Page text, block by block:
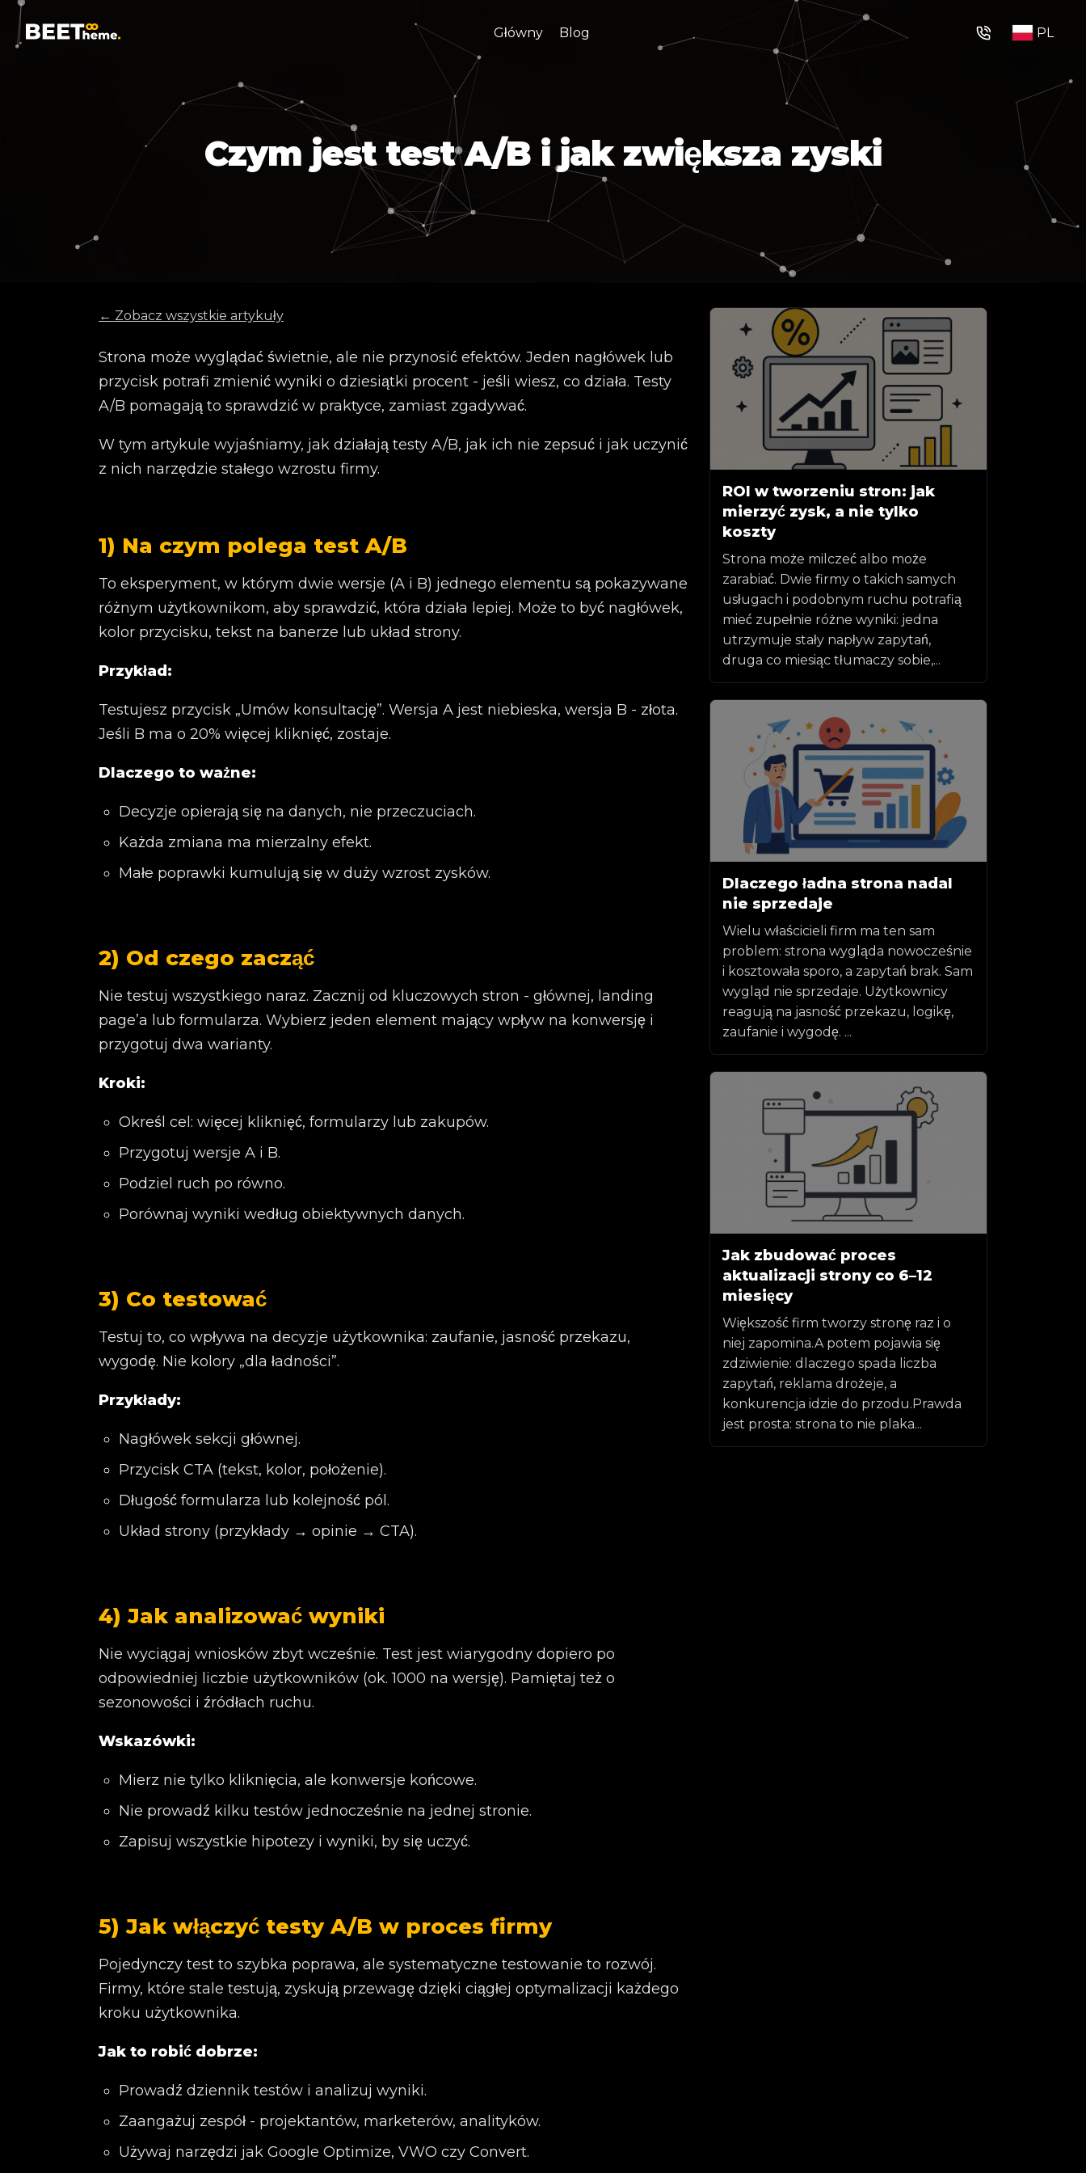
Główny Blog PL
Czym jest test A/B i jak zwiększa zyski
← Zobacz wszystkie artykuły
Strona może wyglądać świetnie, ale nie przynosić efektów. Jeden nagłówek lub
przycisk potrafi zmienić wyniki o dziesiątki procent - jeśli wiesz, co działa. Testy
A/B pomagają to sprawdzić w praktyce, zamiast zgadywać.
W tym artykule wyjaśniamy, jak działają testy A/B, jak ich nie zepsuć i jak uczynić
z nich narzędzie stałego wzrostu firmy.
1) Na czym polega test A/B
To eksperyment, w którym dwie wersje (A i B) jednego elementu są pokazywane
różnym użytkownikom, aby sprawdzić, która działa lepiej. Może to być nagłówek,
kolor przycisku, tekst na banerze lub układ strony.
Przykład:
Testujesz przycisk „Umów konsultację”. Wersja A jest niebieska, wersja B - złota.
Jeśli B ma o 20% więcej kliknięć, zostaje.
Dlaczego to ważne:
Decyzje opierają się na danych, nie przeczuciach.
Każda zmiana ma mierzalny efekt.
Małe poprawki kumulują się w duży wzrost zysków.
2) Od czego zacząć
Nie testuj wszystkiego naraz. Zacznij od kluczowych stron - głównej, landing
page’a lub formularza. Wybierz jeden element mający wpływ na konwersję i
przygotuj dwa warianty.
Kroki:
Określ cel: więcej kliknięć, formularzy lub zakupów.
Przygotuj wersje A i B.
Podziel ruch po równo.
Porównaj wyniki według obiektywnych danych.
3) Co testować
Testuj to, co wpływa na decyzje użytkownika: zaufanie, jasność przekazu,
wygodę. Nie kolory „dla ładności”.
Przykłady:
Nagłówek sekcji głównej.
Przycisk CTA (tekst, kolor, położenie).
Długość formularza lub kolejność pól.
Układ strony (przykłady → opinie → CTA).
4) Jak analizować wyniki
Nie wyciągaj wniosków zbyt wcześnie. Test jest wiarygodny dopiero po
odpowiedniej liczbie użytkowników (ok. 1000 na wersję). Pamiętaj też o
sezonowości i źródłach ruchu.
Wskazówki:
Mierz nie tylko kliknięcia, ale konwersje końcowe.
Nie prowadź kilku testów jednocześnie na jednej stronie.
Zapisuj wszystkie hipotezy i wyniki, by się uczyć.
5) Jak włączyć testy A/B w proces firmy
Pojedynczy test to szybka poprawa, ale systematyczne testowanie to rozwój.
Firmy, które stale testują, zyskują przewagę dzięki ciągłej optymalizacji każdego
kroku użytkownika.
Jak to robić dobrze:
Prowadź dziennik testów i analizuj wyniki.
Zaangażuj zespół - projektantów, marketerów, analityków.
Używaj narzędzi jak Google Optimize, VWO czy Convert.
ROI w tworzeniu stron: jak
mierzyć zysk, a nie tylko
koszty
Strona może milczeć albo może
zarabiać. Dwie firmy o takich samych
usługach i podobnym ruchu potrafią
mieć zupełnie różne wyniki: jedna
utrzymuje stały napływ zapytań,
druga co miesiąc tłumaczy sobie,...
Dlaczego ładna strona nadal
nie sprzedaje
Wielu właścicieli firm ma ten sam
problem: strona wygląda nowocześnie
i kosztowała sporo, a zapytań brak. Sam
wygląd nie sprzedaje. Użytkownicy
reagują na jasność przekazu, logikę,
zaufanie i wygodę. ...
Jak zbudować proces
aktualizacji strony co 6–12
miesięcy
Większość firm tworzy stronę raz i o
niej zapomina.A potem pojawia się
zdziwienie: dlaczego spada liczba
zapytań, reklama drożeje, a
konkurencja idzie do przodu.Prawda
jest prosta: strona to nie plaka...